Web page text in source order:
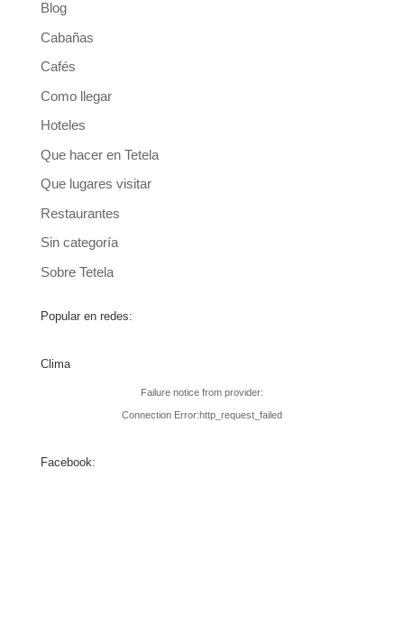
Blog
Cabañas
Cafés
Como llegar
Hoteles
Que hacer en Tetela
Que lugares visitar
Restaurantes
Sin categoría
Sobre Tetela
Popular en redes:
Clima
Failure notice from provider:
Connection Error:http_request_failed
Facebook: